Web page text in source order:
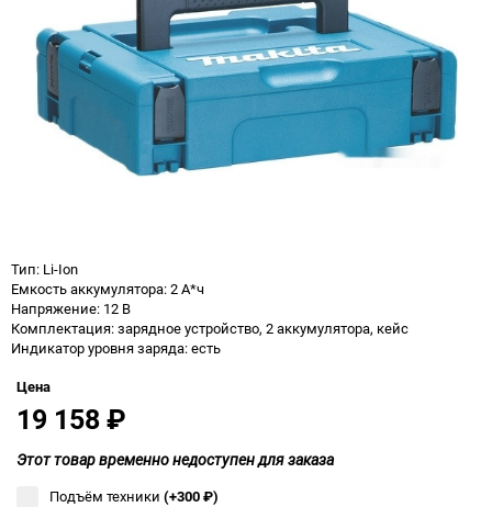
Тип: Li-Ion
Емкость аккумулятора: 2 А*ч
Напряжение: 12 В
Комплектация: зарядное устройство, 2 аккумулятора, кейс
Индикатор уровня заряда: есть
Цена
19 158₽
Этот товар временно недоступен для заказа
Подъём техники (+300₽)